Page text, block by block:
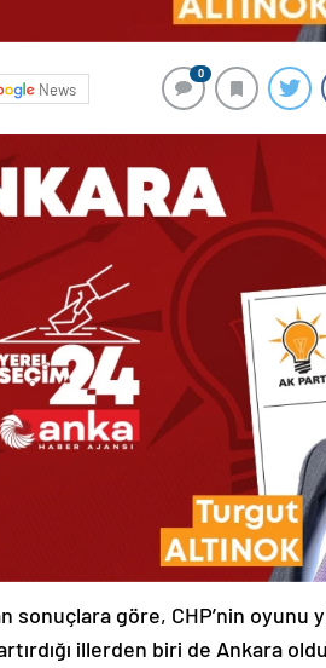
News
0
sonuçlara göre, CHP’nin oyunu
illerden biri de Ankara